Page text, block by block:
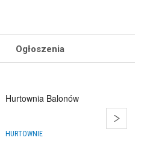
Ogłoszenia
Hurtownia Balonów
HURTOWNIE